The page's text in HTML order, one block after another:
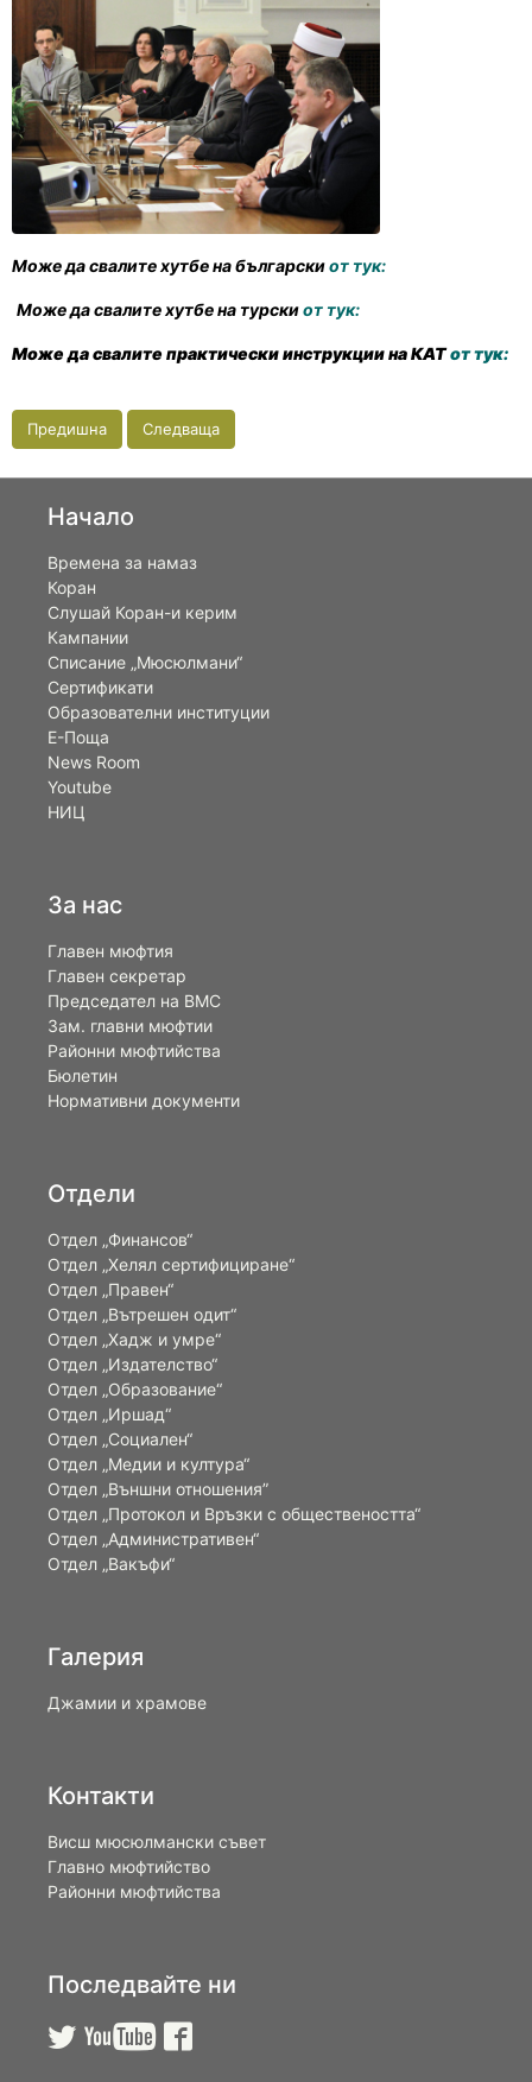
Може да свалите хутбе на българскиот тук:
Може да свалите хутбе на турскиот тук:
Може да свалите практически инструкции на КАТот тук:
Предишна Следваща
Начало
Времена за намаз
Коран
Слушай Коран-и керим
Кампании
Списание „Мюсюлмани“
Сертификати
Образователни институции
Е-Поща
News Room
Youtube
НИЦ
За нас
Главен мюфтия
Главен секретар
Председател на ВМС
Зам. главни мюфтии
Районни мюфтийства
Бюлетин
Нормативни документи
Отдели
Отдел „Финансов“
Отдел „Хелял сертифициране“
Отдел „Правен“
Отдел „Вътрешен одит“
Отдел „Хадж и умре“
Отдел „Издателство“
Отдел „Образование“
Отдел „Иршад“
Отдел „Социален“
Отдел „Медии и култура“
Отдел „Външни отношения”
Oтдел „Протокол и Връзки с обществеността“
Отдел „Административен“
Отдел „Вакъфи“
Галерия
Джамии и храмове
Контакти
Висш мюсюлмански съвет
Главно мюфтийство
Районни мюфтийства
Последвайте ни
  